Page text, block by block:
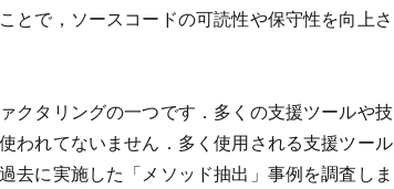
とで，ソースコードの可読性や保守性を向上さ
クタリングの一つです．多くの支援ツールや技
われてないません．多く使用される支援ツール
去に実施した「メソッド抽出」事例を調査しま